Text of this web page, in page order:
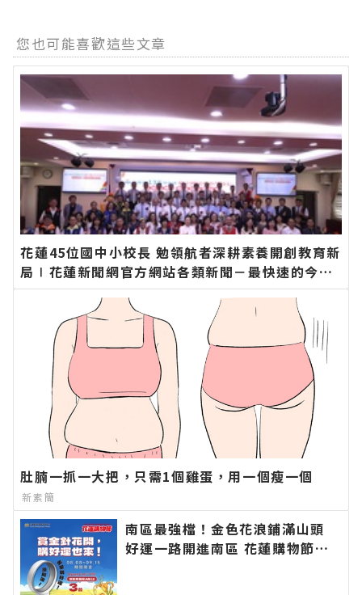
您也可能喜歡這些文章
花蓮45位國中小校長 勉領航者深耕素養開創教育新
局∣花蓮新聞網官方網站各類新聞－最快速的今日
新聞報導 最新的在地資訊！
肚腩一抓一大把，只需1個雞蛋，用一個瘦一個
新素簡
南區最強檔！金色花浪鋪滿山頭
好運一路開進南區 花蓮購物節攜